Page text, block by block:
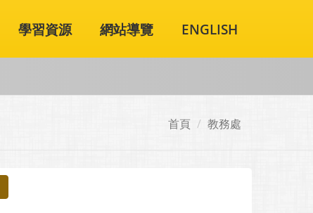
學習資源 網站導覽 ENGLISH
首頁 教務處